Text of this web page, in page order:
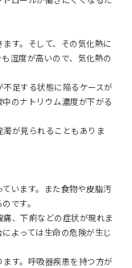
す。そして、その気化熱に
湿度が高いので、気化熱の
足する状態に陥るケースが
のナトリウム濃度が下がる
が見られることもありま
います。また食物や皮脂汚
です。
、下痢などの症状が現れま
よっては生命の危険が生じ
す。呼吸器疾患を持つ方が